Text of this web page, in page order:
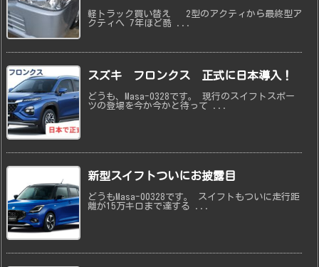
軽トラック買い替え 2型のアクティから最終型ア
クティへ 7年ほど酷 ...
スズキ フロンクス 正式に日本導入！
どうも、Masa-0328です。 現行のスイフトスポー
ツの登場を今か今かと待って ...
新型スイフトついにお披露目
どうもMasa-00328です。 スイフトもついに走行距
離が15万キロまで達する ...